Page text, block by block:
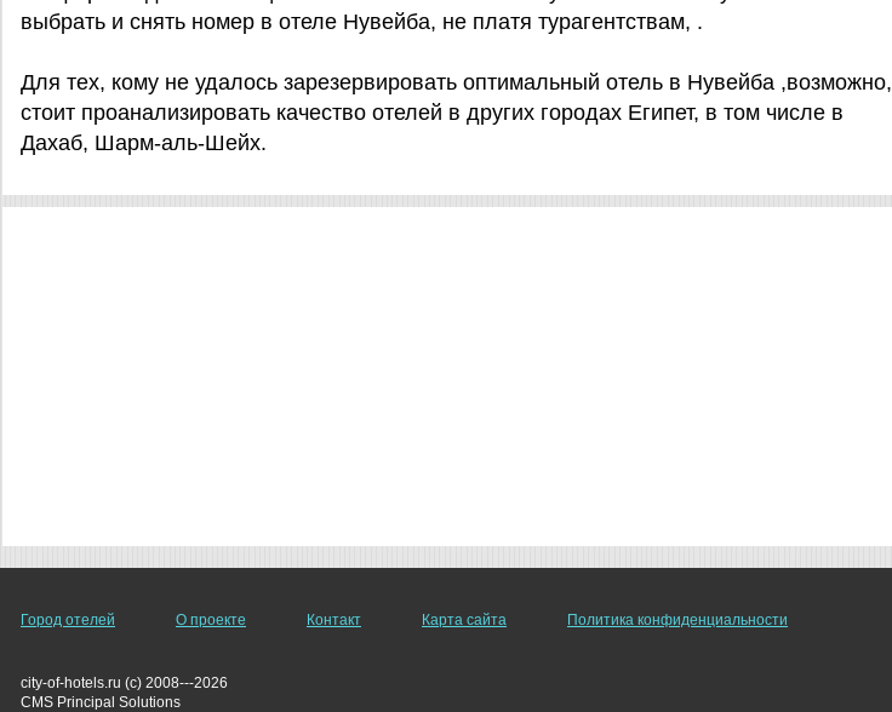
выбрать и снять номер в отеле Нувейба, не платя турагентствам, .
Для тех, кому не удалось зарезервировать оптимальный отель в Нувейба ,возможно,
стоит проанализировать качество отелей в других городах Египет, в том числе в
Дахаб, Шарм-аль-Шейх.
Город отелей О проекте Контакт Карта сайта Политика конфиденциальности
city-of-hotels.ru (c) 2008---2026
СMS Principal Solutions